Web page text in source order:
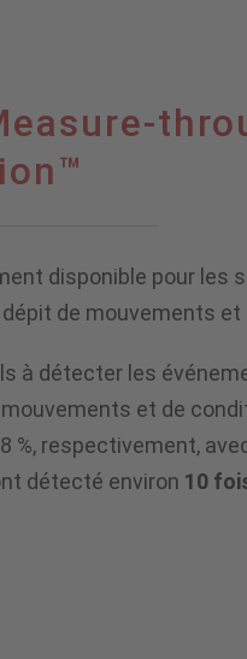
disponible pour les
de mouvements et
à détecter les
et de
%, respectivement,
détecté environ 10